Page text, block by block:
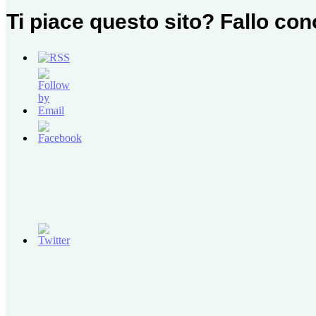
Ti piace questo sito? Fallo